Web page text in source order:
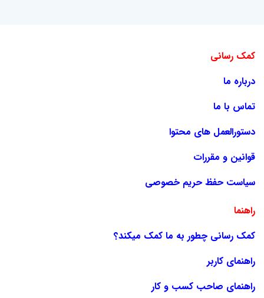
کمک رسانی
درباره ما
تماس با ما
دستورالعمل های محتوا
قوانین و مقررات
سیاست حفظ حریم خصوصی
راهنما
کمک رسانی چطور به ما کمک میکند؟
راهنمای کاربر
راهنمای صاحب کسب و کار